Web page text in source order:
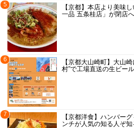
5
【京都】本店より美味
一品 五条桂店」が閉店へ
6
【京都大山崎町】大山
村”で工場直送の生ビー
7
【京都洋食】ハンバー
ンチが人気の知る人ぞ知